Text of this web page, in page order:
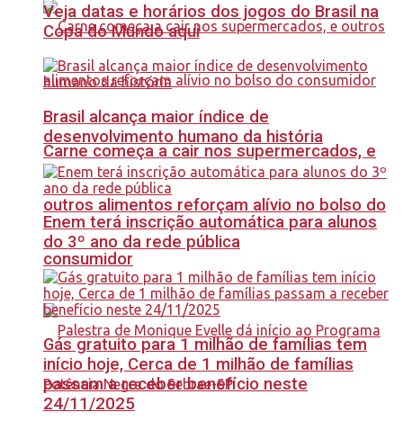
Carne começa a cair nos supermercados, e
outros alimentos reforçam alívio no bolso do
consumidor
Veja datas e horários dos jogos do Brasil na
Copa do Mundo aqui
Brasil alcança maior índice de
desenvolvimento humano da história
Enem terá inscrição automática para alunos
do 3º ano da rede pública
Gás gratuito para 1 milhão de famílias tem
início hoje, Cerca de 1 milhão de famílias
passam a receber benefício neste
24/11/2025